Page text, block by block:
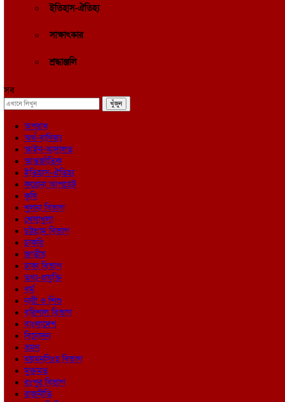
ইতিহাস-ঐতিহ্য
সাক্ষাৎকার
শ্রদ্ধাঞ্জলি
সব
অপরাধ
অর্থ-বাণিজ্য
আইন-আদালত
আন্তর্জাতিক
ইতিহাস-ঐতিহ্য
করোনা আপডেট
কৃষি
খুলনা বিভাগ
খেলাধুলা
চট্টগ্রাম বিভাগ
চাকরি
জাতীয়
ঢাকা বিভাগ
তথ্য-প্রযুক্তি
ধর্ম
নারী ও শিশু
বরিশাল বিভাগ
বাংলাদেশ
বিনোদন
ভ্রমণ
ময়মনসিংহ বিভাগ
মুক্তমত
রংপুর বিভাগ
রাজনীতি